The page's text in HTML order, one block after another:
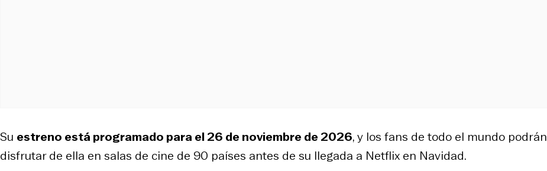
Su estreno está programado para el 26 de noviembre de 2026, y los fans de todo el mundo podrán
disfrutar de ella en salas de cine de 90 países antes de su llegada a Netflix en Navidad.